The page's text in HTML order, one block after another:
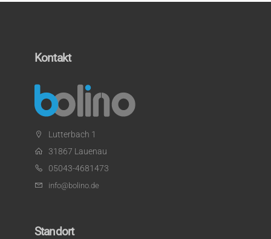
Kontakt
Lutterbach 1
31867 Lauenau
05043-4681473
info@bolino.de
Standort